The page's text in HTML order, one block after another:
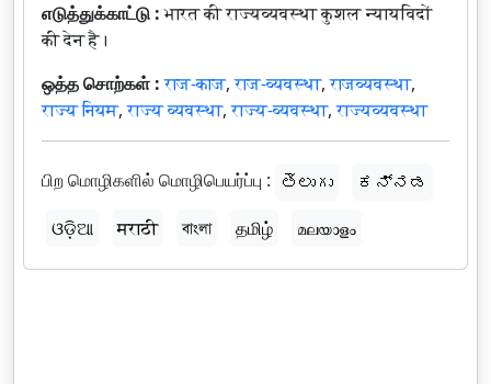
எடுத்துக்காட்டு :भारत की राज्यव्यवस्था कुशल न्यायविदों
की देन है।
ஒத்த சொற்கள் :राज-काज,राज-व्यवस्था,राजव्यवस्था,
राज्य नियम,राज्य व्यवस्था,राज्य-व्यवस्था,राज्यव्यवस्था
பிற மொழிகளில் மொழிபெயர்ப்பு : తెలుగు
ಕನ್ನಡ
ଓଡ଼ିଆ
मराठी বাংলা தமிழ் മലയാളം